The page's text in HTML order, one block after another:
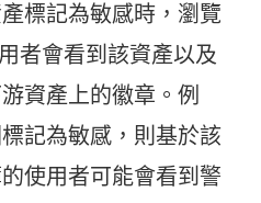
標記為敏感時，瀏覽
者會看到該資產以及
資產上的徽章。例
記為敏感，則基於該
使用者可能會看到警